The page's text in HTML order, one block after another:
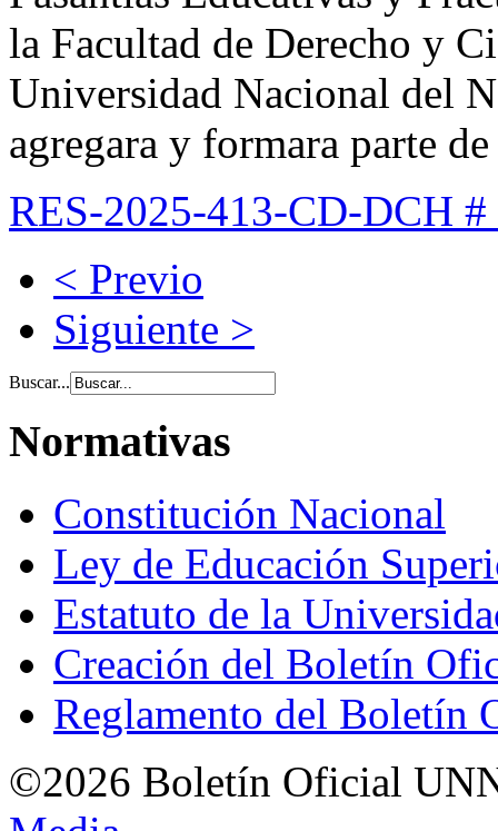
la Facultad de Derecho y
Universidad Nacional del
agregara y formara parte
RES-2025-413-CD-DCH
< Previo
Siguiente >
Buscar...
Normativas
Constitución Nacional
Ley de Educación
Estatuto de la
Creación del Boletín
Reglamento del Boletín
©2026 Boletín Oficial